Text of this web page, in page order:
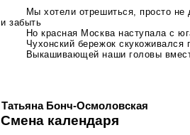
Мы хотели отрешиться, просто не
и забыть
Но красная Москва наступала с
Чухонский бережок скукоживался
Выкашивающей наши головы
Татьяна Бонч-Осмоловcкая
Смена календаря